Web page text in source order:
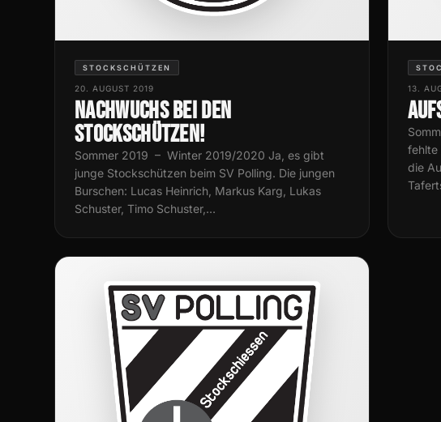
STOCKSCHÜTZEN
20. AUGUST 2019
Nachwuchs bei den
Stockschützen!
Sommer 2019 – Winter 2019/2020 Ja, es gibt
junge Stockschützen beim SV Polling. Die jungen
Burschen: Lucas Heinrich, Markus Karg, Lukas
Schuster, Timo Schuster,…
13.
fehlte
die